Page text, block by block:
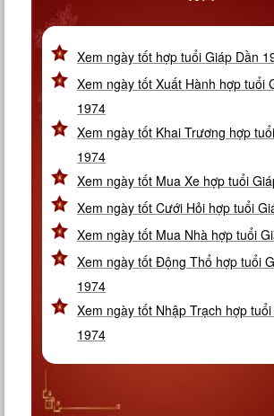
Xem ngày tốt hợp tuổi Giáp Dần
Xem ngày tốt Xuất Hành hợp tuổi
1974
Xem ngày tốt Khai Trương hợp
1974
Xem ngày tốt Mua Xe hợp tuổi
Xem ngày tốt Cưới Hỏi hợp tuổi
Xem ngày tốt Mua Nhà hợp tuổi
Xem ngày tốt Động Thổ hợp tuổi
1974
Xem ngày tốt Nhập Trạch hợp
1974